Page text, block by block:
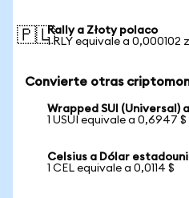
🇵🇱Rally a Złoty polaco
1 RLY equivale a 0,000102
Convierte otras
Wrapped SUI (Universal)
1 USUI equivale a 0,6947 $
Celsius a Dólar
1 CEL equivale a 0,0114 $